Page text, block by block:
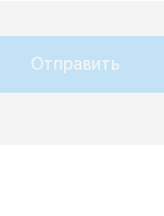
Отправить